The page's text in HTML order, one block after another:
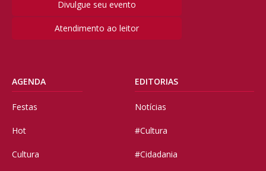
Divulgue seu evento
Atendimento ao leitor
AGENDA
Festas
Hot
Cultura
EDITORIAS
Notícias
#Cultura
#Cidadania